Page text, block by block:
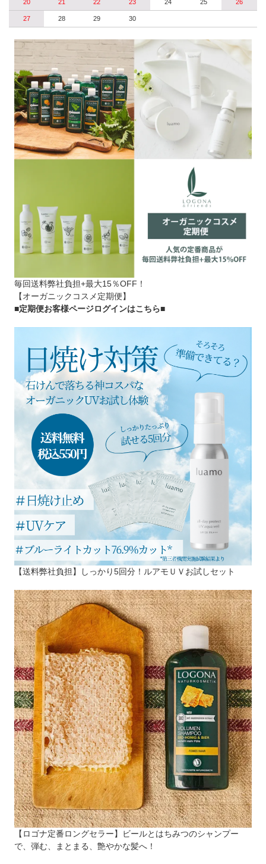
20 21 22 23 24 25 26
27 28 29 30
毎回送料弊社負担+最大15％OFF！
【オーガニックコスメ定期便】
■定期便お客様ページログインはこちら■
【送料弊社負担】しっかり5回分！ルアモＵＶお試しセット
【ロゴナ定番ロングセラー】ビールとはちみつのシャンプー
で、弾む、まとまる、艶やかな髪へ！